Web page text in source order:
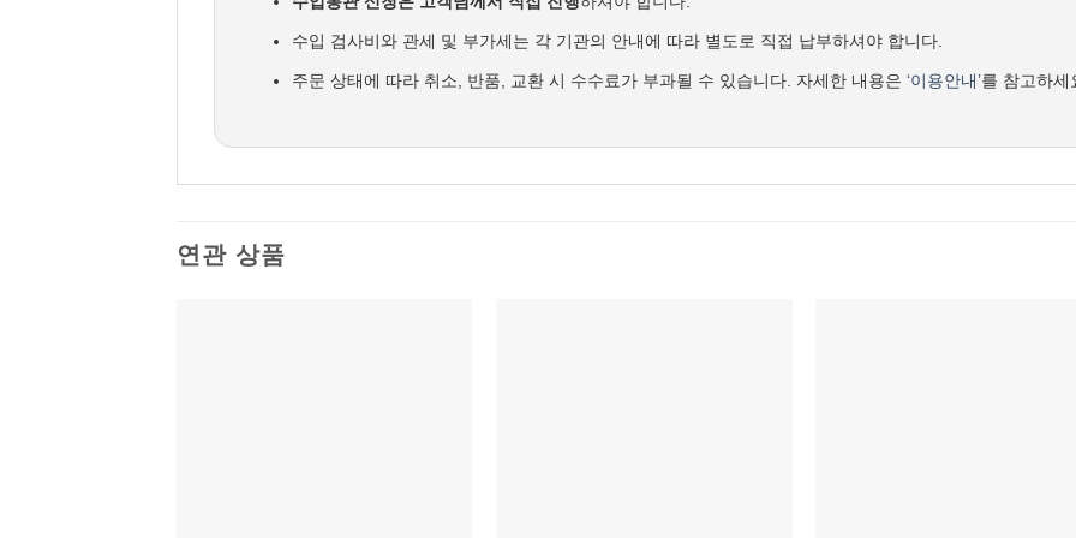
수입 검사비와 관세 및 부가세는 각 기관의 안내에 따라 별도로 직접 납부하셔야 합니다.
주문 상태에 따라 취소, 반품, 교환 시 수수료가 부과될 수 있습니다. 자세한 내용은 ‘이용안내’를 참고하세
연관 상품